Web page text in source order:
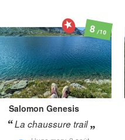
Salomon Genesis
La chaussure trail
8/10